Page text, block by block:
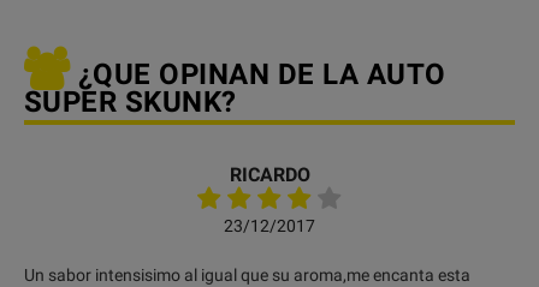
¿QUE OPINAN DE LA AUTO
SUPER SKUNK?
RICARDO
23/12/2017
Un sabor intensisimo al igual que su aroma,me encanta esta